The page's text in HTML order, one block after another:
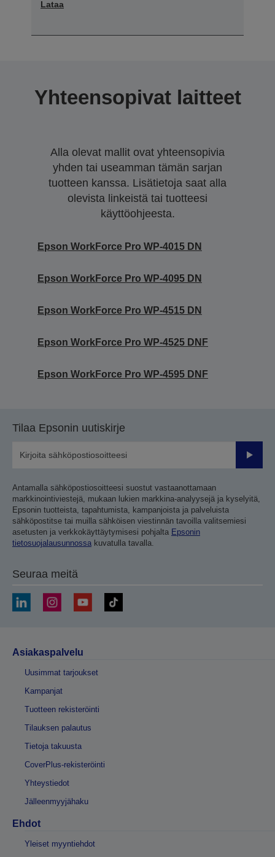
Lataa
Yhteensopivat laitteet
Alla olevat mallit ovat yhteensopivia
yhden tai useamman tämän sarjan
tuotteen kanssa. Lisätietoja saat alla
olevista linkeistä tai tuotteesi
käyttöohjeesta.
Epson WorkForce Pro WP-4015 DN
Epson WorkForce Pro WP-4095 DN
Epson WorkForce Pro WP-4515 DN
Epson WorkForce Pro WP-4525 DNF
Epson WorkForce Pro WP-4595 DNF
Tilaa Epsonin uutiskirje
Lähetä
Antamalla sähköpostiosoitteesi suostut vastaanottamaan
markkinointiviestejä, mukaan lukien markkina-analyysejä ja kyselyitä,
Epsonin tuotteista, tapahtumista, kampanjoista ja palveluista
sähköpostitse tai muilla sähköisen viestinnän tavoilla valitsemiesi
asetusten ja verkkokäyttäytymisesi pohjalta Epsonin
tietosuojalausunnossa kuvatulla tavalla.
Seuraa meitä
Asiakaspalvelu
Uusimmat tarjoukset
Kampanjat
Tuotteen rekisteröinti
Tilauksen palautus
Tietoja takuusta
CoverPlus-rekisteröinti
Yhteystiedot
Jälleenmyyjähaku
Ehdot
Yleiset myyntiehdot